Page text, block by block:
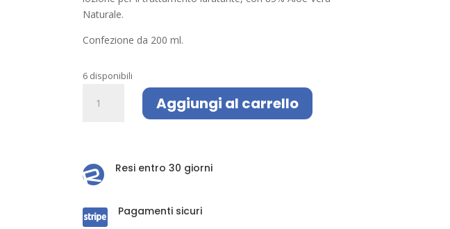
Naturale.
Confezione da 200 ml.
6 disponibili
Cosmetics
Corpo
quantità
Aggiungi al carrello
 Resi entro 30 giorni
 Pagamenti sicuri